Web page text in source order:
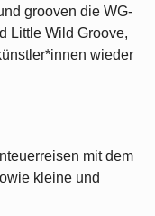
grooven die WG-
Little Wild Groove,
wieder
mit dem
kleine und